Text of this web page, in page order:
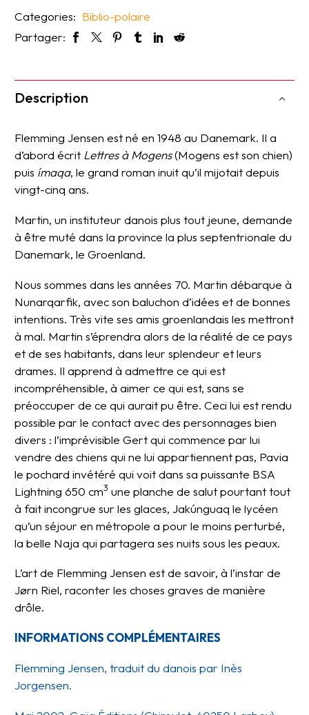
Categories: Biblio-polaire
Partager:
Description
Flemming Jensen est né en 1948 au Danemark. Il a
d’abord écrit Lettres à Mogens(Mogens est son chien)
puis ímaqa, le grand roman inuit qu’il mijotait depuis
vingt-cinq ans.
Martin, un instituteur danois plus tout jeune, demande
à être muté dans la province la plus septentrionale du
Danemark, le Groenland.
Nous sommes dans les années 70. Martin débarque à
Nunarqarfik, avec son baluchon d’idées et de bonnes
intentions. Très vite ses amis groenlandais les mettront
à mal. Martin s’éprendra alors de la réalité de ce pays
et de ses habitants, dans leur splendeur et leurs
drames. Il apprend à admettre ce qui est
incompréhensible, à aimer ce qui est, sans se
préoccuper de ce qui aurait pu être. Ceci lui est rendu
possible par le contact avec des personnages bien
divers : l’imprévisible Gert qui commence par lui
vendre des chiens qui ne lui appartiennent pas, Pavia
le pochard invétéré qui voit dans sa puissante BSA
Lightning 650 cm3 une planche de salut pourtant tout
à fait incongrue sur les glaces, Jakúnguaq le lycéen
qu’un séjour en métropole a pour le moins perturbé,
la belle Naja qui partagera ses nuits sous les peaux.
L’art de Flemming Jensen est de savoir, à l’instar de
Jørn Riel, raconter les choses graves de manière
drôle.
INFORMATIONS COMPLÉMENTAIRES
Flemming Jensen, traduit du danois par Inès
Jorgensen.